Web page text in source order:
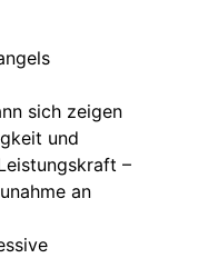
sich zeigen
und
–
an